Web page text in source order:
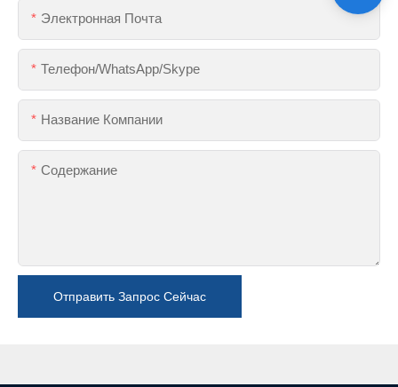
Электронная Почта
Телефон/WhatsApp/Skype
Название Компании
Содержание
Отправить Запрос Сейчас